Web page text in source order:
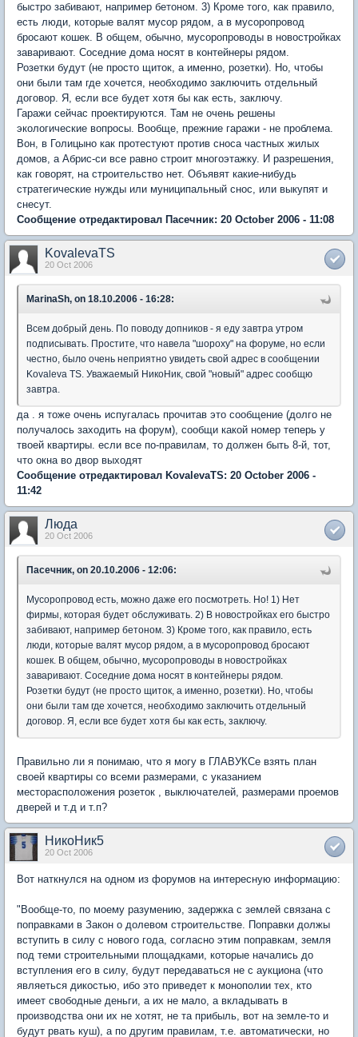
быстро забивают, например бетоном. 3) Кроме того, как правило,
есть люди, которые валят мусор рядом, а в мусоропровод
бросают кошек. В общем, обычно, мусоропроводы в новостройках
заваривают. Соседние дома носят в контейнеры рядом.
Розетки будут (не просто щиток, а именно, розетки). Но, чтобы
они были там где хочется, необходимо заключить отдельный
договор. Я, если все будет хотя бы как есть, заключу.
Гаражи сейчас проектируются. Там не очень решены
экологические вопросы. Вообще, прежние гаражи - не проблема.
Вон, в Голицыно как протестуют против сноса частных жилых
домов, а Абрис-си все равно строит многоэтажку. И разрешения,
как говорят, на строительство нет. Объявят какие-нибудь
стратегические нужды или муниципальный снос, или выкупят и
снесут.
Сообщение отредактировал Пасечник: 20 October 2006 - 11:08
KovalevaTS
20 Oct 2006
MarinaSh, on 18.10.2006 - 16:28:
Всем добрый день. По поводу допников - я еду завтра утром
подписывать. Простите, что навела "шороху" на форуме, но если
честно, было очень неприятно увидеть свой адрес в сообщении
Kovaleva TS. Уважаемый НикоНик, свой "новый" адрес сообщю
завтра.
да . я тоже очень испугалась прочитав это сообщение (долго не
получалось заходить на форум), сообщи какой номер теперь у
твоей квартиры. если все по-правилам, то должен быть 8-й, тот,
что окна во двор выходят
Сообщение отредактировал KovalevaTS: 20 October 2006 -
11:42
Люда
20 Oct 2006
Пасечник, on 20.10.2006 - 12:06:
Мусоропровод есть, можно даже его посмотреть. Но! 1) Нет
фирмы, которая будет обслуживать. 2) В новостройках его быстро
забивают, например бетоном. 3) Кроме того, как правило, есть
люди, которые валят мусор рядом, а в мусоропровод бросают
кошек. В общем, обычно, мусоропроводы в новостройках
заваривают. Соседние дома носят в контейнеры рядом.
Розетки будут (не просто щиток, а именно, розетки). Но, чтобы
они были там где хочется, необходимо заключить отдельный
договор. Я, если все будет хотя бы как есть, заключу.
Правильно ли я понимаю, что я могу в ГЛАВУКСе взять план
своей квартиры со всеми размерами, с указанием
месторасположения розеток , выключателей, размерами проемов
дверей и т.д и т.п?
НикоНик5
20 Oct 2006
Вот наткнулся на одном из форумов на интересную информацию:
"Вообще-то, по моему разумению, задержка с землей связана с
поправками в Закон о долевом строительстве. Поправки должы
вступить в силу с нового года, согласно этим поправкам, земля
под теми строительными площадками, которые начались до
вступления его в силу, будут передаваться не с аукциона (что
являеться дикостью, ибо это приведет к монополии тех, кто
имеет свободные деньги, а их не мало, а вкладывать в
производства они их не хотят, не та прибыль, вот на земле-то и
будут рвать куш), а по другим правилам, т.е. автоматически, но